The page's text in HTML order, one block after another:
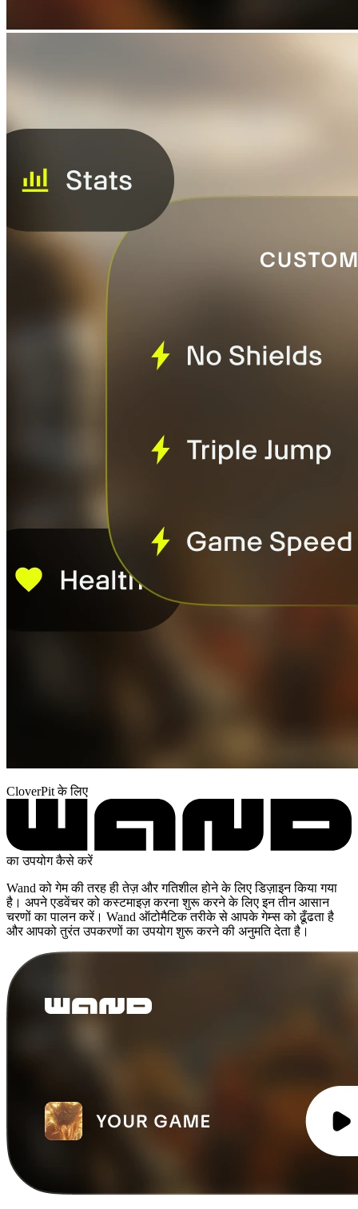
CloverPit के लिए
का उपयोग कैसे करें
Wand को गेम की तरह ही तेज़ और गतिशील होने के लिए डिज़ाइन किया गया
है। अपने एडवेंचर को कस्टमाइज़ करना शुरू करने के लिए इन तीन आसान
चरणों का पालन करें। Wand ऑटोमैटिक तरीके से आपके गेम्स को ढूँढता है
और आपको तुरंत उपकरणों का उपयोग शुरू करने की अनुमति देता है।